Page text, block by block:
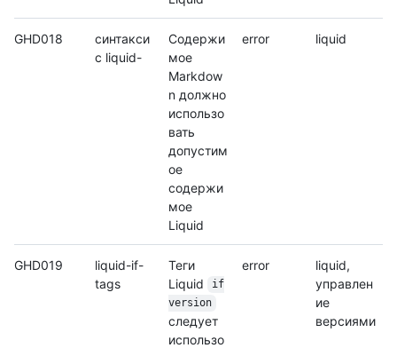
GHD018
синтакси
с liquid-
Содержи
мое
Markdow
n должно
использо
вать
допустим
ое
содержи
мое
Liquid
error liquid
GHD019
liquid-if-
tags
Теги
Liquid
if
version
следует
использо
error
liquid,
управлен
ие
версиями